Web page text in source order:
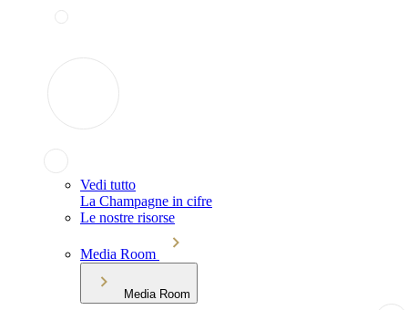
Vedi tutto
La Champagne in cifre
Le nostre risorse
Media Room
Media Room